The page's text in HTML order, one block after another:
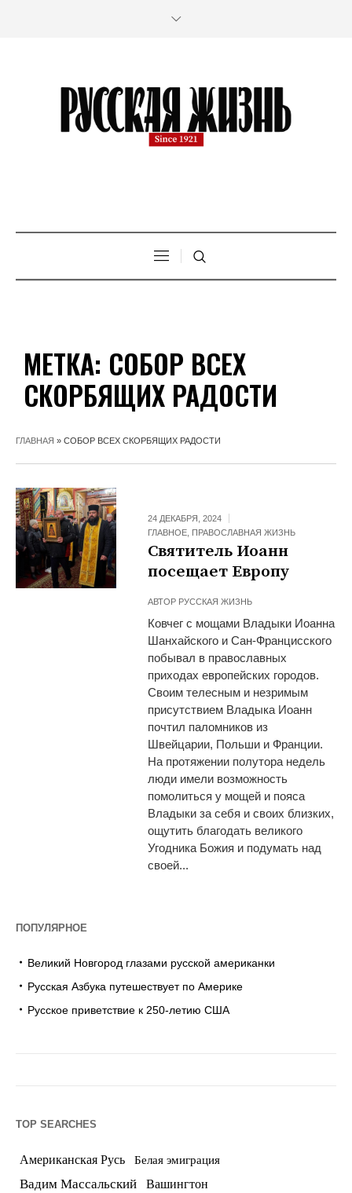
МЕТКА: СОБОР ВСЕХ
СКОРБЯЩИХ РАДОСТИ
ГЛАВНАЯ » СОБОР ВСЕХ СКОРБЯЩИХ РАДОСТИ
24 ДЕКАБРЯ, 2024
ГЛАВНОЕ ПРАВОСЛАВНАЯ ЖИЗНЬ
Святитель Иоанн
посещает Европу
АВТОР РУССКАЯ ЖИЗНЬ
Ковчег с мощами Владыки Иоанна
Шанхайского и Сан-Францисского
побывал в православных
приходах европейских городов.
Своим телесным и незримым
присутствием Владыка Иоанн
почтил паломников из
Швейцарии, Польши и Франции.
На протяжении полутора недель
люди имели возможность
помолиться у мощей и пояса
Владыки за себя и своих близких,
ощутить благодать великого
Угодника Божия и подумать над
своей...
ПОПУЛЯРНОЕ
Великий Новгород глазами русской американки
Русская Азбука путешествует по Америке
Русское приветствие к 250-летию США
TOP SEARCHES
Американская Русь Белая эмиграция
Вадим Массальский Вашингтон